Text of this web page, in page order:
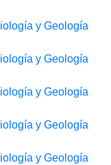
y Geología
y Geología
y Geología
y Geología
y Geología